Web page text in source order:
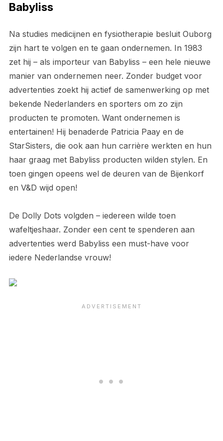
Babyliss
Na studies medicijnen en fysiotherapie besluit Ouborg
zijn hart te volgen en te gaan ondernemen. In 1983
zet hij – als importeur van Babyliss – een hele nieuwe
manier van ondernemen neer. Zonder budget voor
advertenties zoekt hij actief de samenwerking op met
bekende Nederlanders en sporters om zo zijn
producten te promoten. Want ondernemen is
entertainen! Hij benaderde Patricia Paay en de
StarSisters, die ook aan hun carrière werkten en hun
haar graag met Babyliss producten wilden stylen. En
toen gingen opeens wel de deuren van de Bijenkorf
en V&D wijd open!
De Dolly Dots volgden – iedereen wilde toen
wafeltjeshaar. Zonder een cent te spenderen aan
advertenties werd Babyliss een must-have voor
iedere Nederlandse vrouw!